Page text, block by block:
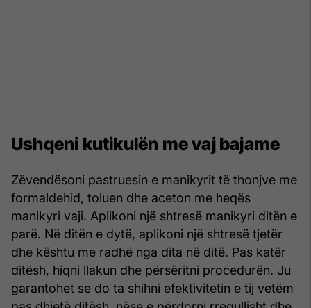
Ushqeni kutikulën me vaj bajame
Zëvendësoni pastruesin e manikyrit të thonjve me
formaldehid, toluen dhe aceton me heqës
manikyri vaji. Aplikoni një shtresë manikyri ditën e
parë. Në ditën e dytë, aplikoni një shtresë tjetër
dhe kështu me radhë nga dita në ditë. Pas katër
ditësh, hiqni llakun dhe përsëritni procedurën. Ju
garantohet se do ta shihni efektivitetin e tij vetëm